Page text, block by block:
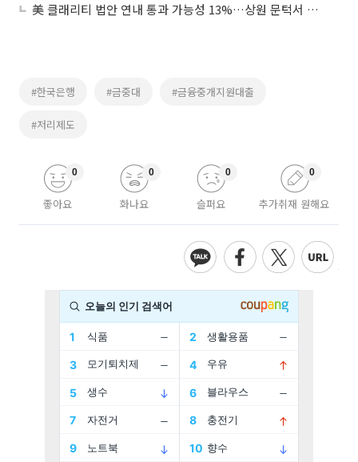
美 클래리티 법안 연내 통과 가능성 13%…상원 문턱서 제동
#한국은행 #금중대 #금융중개지원대출
#저리제도
좋아요
0
화나요
0
슬퍼요
0
추가취재 원해요
0